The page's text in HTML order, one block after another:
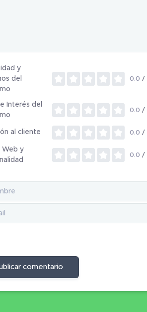
y
del
0.0 /
Interés del
0.0 /
al cliente 0.0 /
Web y
0.0 /
comentario